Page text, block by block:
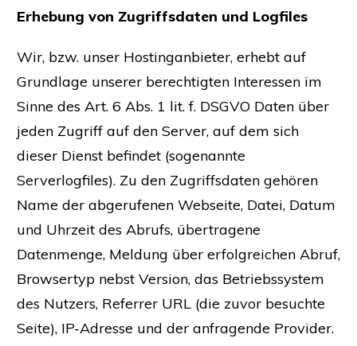
Erhebung von Zugriffsdaten und Logfiles
Wir, bzw. unser Hostinganbieter, erhebt auf
Grundlage unserer berechtigten Interessen im
Sinne des Art. 6 Abs. 1 lit. f. DSGVO Daten über
jeden Zugriff auf den Server, auf dem sich
dieser Dienst befindet (sogenannte
Serverlogfiles). Zu den Zugriffsdaten gehören
Name der abgerufenen Webseite, Datei, Datum
und Uhrzeit des Abrufs, übertragene
Datenmenge, Meldung über erfolgreichen Abruf,
Browsertyp nebst Version, das Betriebssystem
des Nutzers, Referrer URL (die zuvor besuchte
Seite), IP-Adresse und der anfragende Provider.